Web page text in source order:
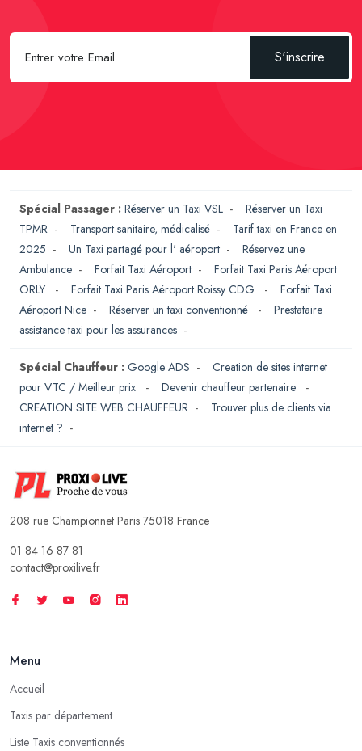
S'inscrire
Spécial Passager : Réserver un Taxi VSL - Réserver un Taxi
TPMR - Transport sanitaire, médicalisé - Tarif taxi en France en
2025 - Un Taxi partagé pour l' aéroport - Réservez une
Ambulance - Forfait Taxi Aéroport - Forfait Taxi Paris Aéroport
ORLY
- Forfait Taxi Paris Aéroport Roissy CDG - Forfait Taxi
Aéroport Nice - Réserver un taxi conventionné - Prestataire
assistance taxi pour les assurances -
Spécial Chauffeur : Google ADS - Creation de sites internet
pour VTC / Meilleur prix
- Devenir chauffeur partenaire
-
CREATION SITE WEB CHAUFFEUR - Trouver plus de clients via
internet ? -
208 rue Championnet Paris 75018 France
01 84 16 87 81
contact@proxilive.fr
Menu
Accueil
Taxis par département
Liste Taxis conventionnés